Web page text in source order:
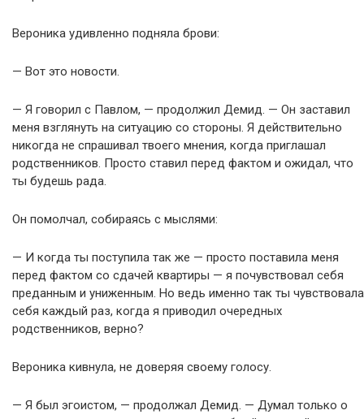
Вероника удивленно подняла брови:
— Вот это новости.
— Я говорил с Павлом, — продолжил Демид. — Он заставил
меня взглянуть на ситуацию со стороны. Я действительно
никогда не спрашивал твоего мнения, когда приглашал
родственников. Просто ставил перед фактом и ожидал, что
ты будешь рада.
Он помолчал, собираясь с мыслями:
— И когда ты поступила так же — просто поставила меня
перед фактом со сдачей квартиры — я почувствовал себя
преданным и униженным. Но ведь именно так ты чувствовала
себя каждый раз, когда я приводил очередных
родственников, верно?
Вероника кивнула, не доверяя своему голосу.
— Я был эгоистом, — продолжал Демид. — Думал только о